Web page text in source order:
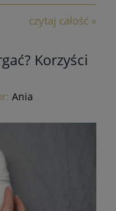
czytaj całość »
Korzyści
Ania